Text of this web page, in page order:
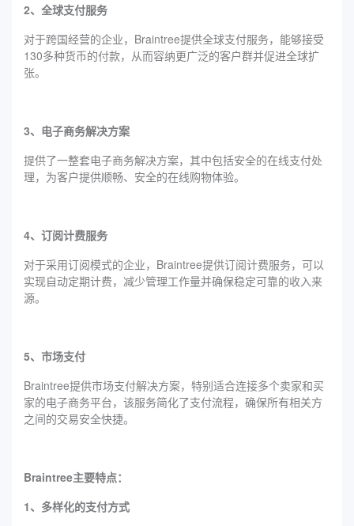
2、全球支付服务
对于跨国经营的企业，Braintree提供全球支付服务，能够接受
130多种货币的付款，从而容纳更广泛的客户群并促进全球扩
张。
3、电子商务解决方案
提供了一整套电子商务解决方案，其中包括安全的在线支付处
理，为客户提供顺畅、安全的在线购物体验。
4、订阅计费服务
对于采用订阅模式的企业，Braintree提供订阅计费服务，可以
实现自动定期计费，减少管理工作量并确保稳定可靠的收入来
源。
5、市场支付
Braintree提供市场支付解决方案，特别适合连接多个卖家和买
家的电子商务平台，该服务简化了支付流程，确保所有相关方
之间的交易安全快捷。
Braintree主要特点：
1、多样化的支付方式